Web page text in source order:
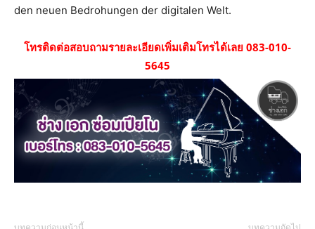
den neuen Bedrohungen der digitalen Welt.
โทรติดต่อสอบถามรายละเอียดเพิ่มเติมโทรได้เลย 083-010-
5645